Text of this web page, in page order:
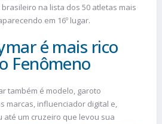
na lista dos 50 atletas mais
em 16º lugar.
é mais rico
Fenômeno
também é modelo, garoto
marcas, influenciador digital e,
até um cruzeiro que levou sua